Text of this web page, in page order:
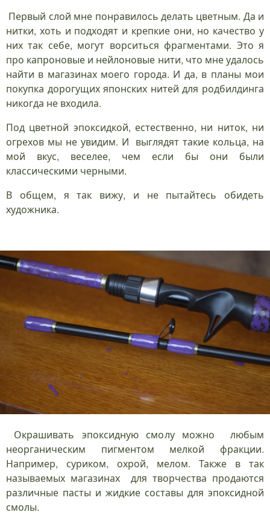
Первый слой мне понравилось делать цветным. Да и
нитки, хоть и подходят и крепкие они, но качество у
них так себе, могут ворситься фрагментами. Это я
про капроновые и нейлоновые нити, что мне удалось
найти в магазинах моего города. И да, в планы мои
покупка дорогущих японских нитей для родбилдинга
никогда не входила.
Под цветной эпоксидкой, естественно, ни ниток, ни
огрехов мы не увидим. И выглядят такие кольца, на
мой вкус, веселее, чем если бы они были
классическими черными.
В общем, я так вижу, и не пытайтесь обидеть
художника.
Окрашивать эпоксидную смолу можно любым
неорганическим пигментом мелкой фракции.
Например, суриком, охрой, мелом. Также в так
называемых магазинах для творчества продаются
различные пасты и жидкие составы для эпоксидной
смолы.